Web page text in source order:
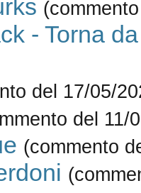
- Torna
del 17/05/
del 11/
(commento